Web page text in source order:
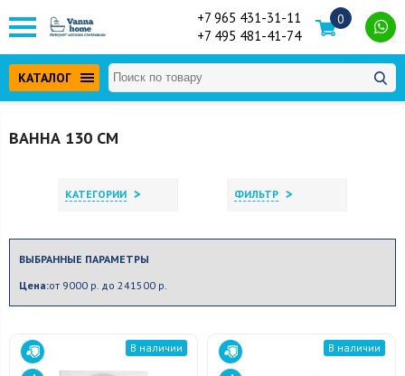
+7 965 431-31-11
+7 495 481-41-74
0
КАТАЛОГ
ВАННА 130 СМ
КАТЕГОРИИ > ФИЛЬТР >
ВЫБРАННЫЕ ПАРАМЕТРЫ
Цена:от 9000 р. до 241500 р.
В наличии В наличии